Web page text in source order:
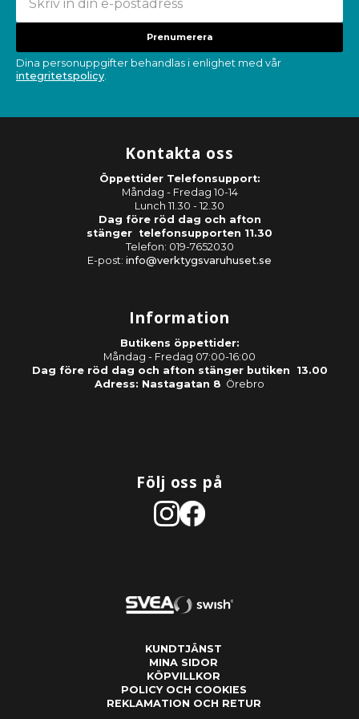
Prenumerera
Dina personuppgifter behandlas i enlighet med vår
integritetspolicy.
Kontakta oss
Öppettider Telefonsupport:
Måndag - Fredag 10-14
Lunch 11.30 - 12.30
Dag före röd dag och afton
stänger telefonsupporten 11.30
Telefon: 019-7652030
E-post: info@verktygsvaruhuset.se
Information
Butikens öppettider:
Måndag - Fredag 07:00-16:00
Dag före röd dag och afton stänger butiken 13.00
Adress: Nastagatan 8 Örebro
Följ oss på
KUNDTJÄNST
MINA SIDOR
KÖPVILLKOR
POLICY OCH COOKIES
REKLAMATION OCH RETUR